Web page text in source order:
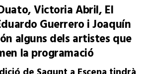
Victoria Abril, El
Guerrero i Joaquín
alguns dels artistes que
la programació